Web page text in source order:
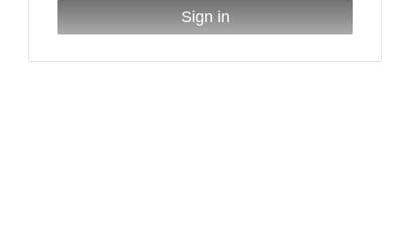
Sign in